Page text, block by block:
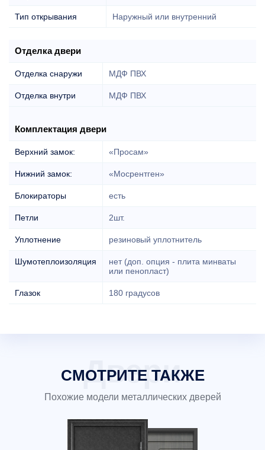
Тип открывания Наружный или внутренний
Отделка двери
Отделка снаружи МДФ ПВХ
Отделка внутри МДФ ПВХ
Комплектация двери
Верхний замок: «Просам»
Нижний замок: «Мосрентген»
Блокираторы есть
Петли 2шт.
Уплотнение резиновый уплотнитель
Шумотеплоизоляция
нет (доп. опция - плита минваты
или пенопласт)
Глазок 180 градусов
СМОТРИТЕ ТАКЖЕ
Похожие модели металлических дверей